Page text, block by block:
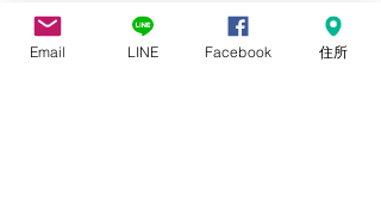
Email LINE Facebook 住所